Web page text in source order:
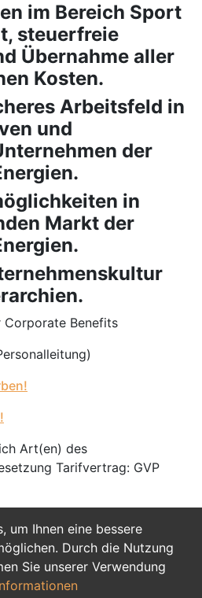
um Ihnen eine bessere
Durch die Nutzung
Sie unserer Verwendung
im Bereich Sport
steuerfreie
Übernahme aller
Kosten.
Arbeitsfeld in
und
der
in
Markt der
Benefits
Art(en) des
Tarifvertrag: GVP
Bewerben